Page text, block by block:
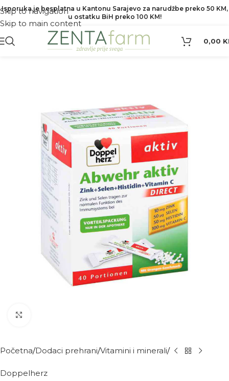
Skip to navigation
Skip to main content
Isporuka je besplatna u Kantonu Sarajevo za narudžbe preko 50 KM,
u ostatku BiH preko 100 KM!
0,00
Početna Dodaci prehrani Vitamini i minerali
Doppelherz